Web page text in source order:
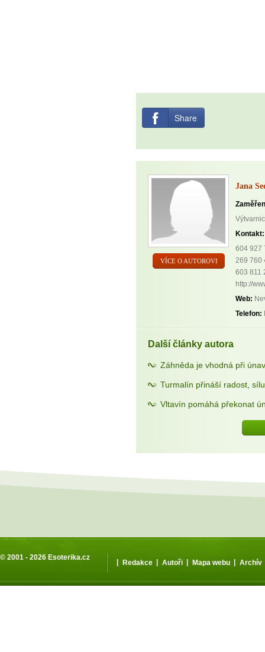
Share
VÍCE O AUTOROVI
Jana
Kontakt:
604 927
269 760
603 811
http://
Web:
Telefon:
Další články autora
Záhněda je vhodná při
Turmalín přináší radost,
Vltavín pomáhá překonat
© 2001 - 2026 Esoterika.cz
| Redakce | Autoři | Mapa webu | Archív